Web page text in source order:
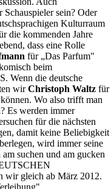
Schauspieler sein? Oder
Kulturraum
die kommenden Jahre
dass eine Rolle
für „Das Parfum"
beim
Wenn die deutsche
wirChristoph Waltz für
Wo also trifft man
Es werden immer
für die nächsten
damit keine Beliebigkeit
wird immer seine
suchen und am gucken
wir gleich ab März 2012.